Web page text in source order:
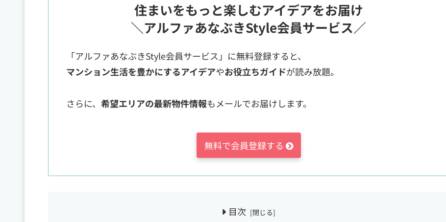
住まいをもっと楽しむアイデアをお届け
＼アルファあなぶきStyle会員サービス／
「アルファあなぶきStyle会員サービス」に無料登録すると、
マンション生活を豊かにするアイデアやお役立ちガイドが読み放題。
さらに、 希望エリアの最新物件情報もメールでお届けします。
無料で会員登録する
目次